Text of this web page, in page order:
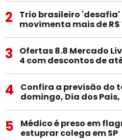
2
Trio brasileiro
movimenta mais de
3
Ofertas 8.8 Mercado
4 com descontos de
4
Confira a previsão do
domingo, Dia dos
5
Médico é preso em
estuprar colega em SP